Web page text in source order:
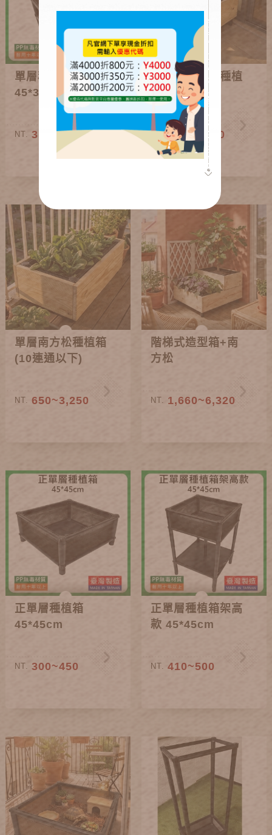
單層種植箱架高款
45*30cm
NT. 310~410
正單層南方松種植
箱(各款)
NT. 780~2,360
單層南方松種植箱
(10連通以下)
NT. 650~3,250
階梯式造型箱+南
方松
NT. 1,660~6,320
正單層種植箱
45*45cm
NT. 300~450
正單層種植箱架高
款 45*45cm
NT. 410~500